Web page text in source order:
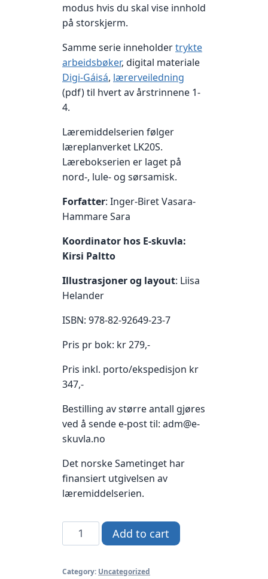
modus hvis du skal vise innhold
på storskjerm.
Samme serie inneholdertrykte
arbeidsbøker, digital materiale
Digi-Gáisá, lærerveiledning
(pdf) til hvert av årstrinnene 1-
4.
Læremiddelserien følger
læreplanverket LK20S.
Lærebokserien er laget på
nord-, lule- og sørsamisk.
Forfatter: Inger-Biret Vasara-
Hammare Sara
Koordinator hos E-skuvla:
Kirsi Paltto
Illustrasjoner og layout: Liisa
Helander
ISBN: 978-82-92649-23-7
Pris pr bok: kr 279,-
Pris inkl. porto/ekspedisjon kr
347,-
Bestilling av større antall gjøres
ved å sende e-post til: adm@e-
skuvla.no
Det norske Sametinget har
finansiert utgivelsen av
læremiddelserien.
Gáisá
2
Add to cart
Category: Uncategorized